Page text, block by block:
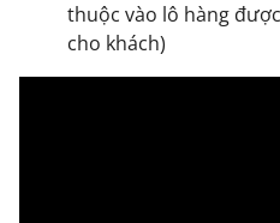
thuộc vào lô hàng
cho khách)